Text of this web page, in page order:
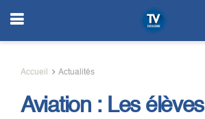
Accueil Actualités
Aviation : Les